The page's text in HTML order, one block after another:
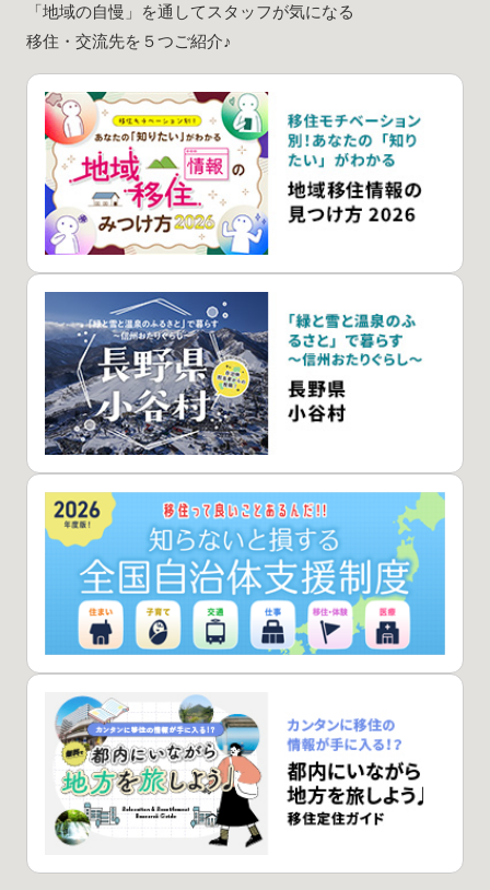
「地域の自慢」を通してスタッフが気になる
移住・交流先を５つご紹介♪